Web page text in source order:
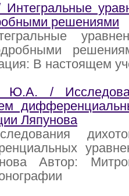
решениями
В настоящем
Ю.А. /
Ляпунова
Автор: